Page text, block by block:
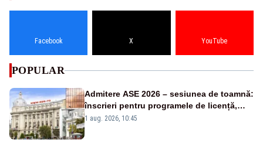
Facebook X YouTube
POPULAR
Admitere ASE 2026 – sesiunea de toamnă:
înscrieri pentru programele de licență,
masterat și doctorat
1 aug. 2026, 10:45